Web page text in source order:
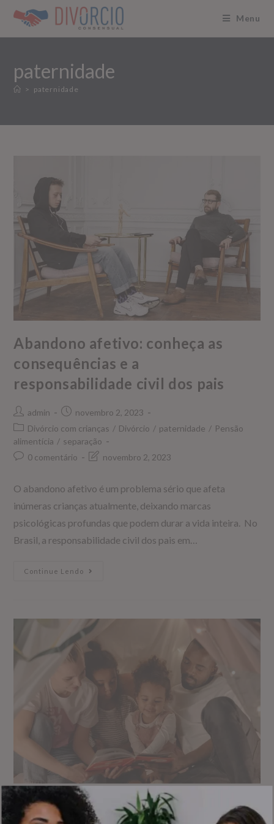
Menu
paternidade
> paternidade
Abandono afetivo: conheça as
consequências e a
responsabilidade civil dos pais
admin
novembro 2, 2023
Divórcio com crianças / Divórcio / paternidade / Pensão
alimentícia / separação
0 comentário
novembro 2, 2023
O abandono afetivo é um problema sério que afeta
inúmeras crianças atualmente, deixando marcas
psicológicas profundas que podem durar a vida inteira. No
Brasil, a responsabilidade civil dos pais em…
Continue Lendo
Paternidade socioafetiva: o poder